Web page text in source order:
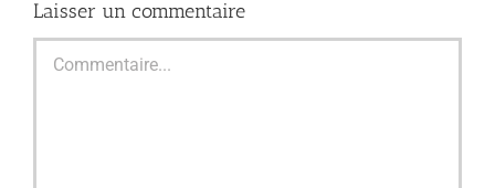
Laisser un commentaire